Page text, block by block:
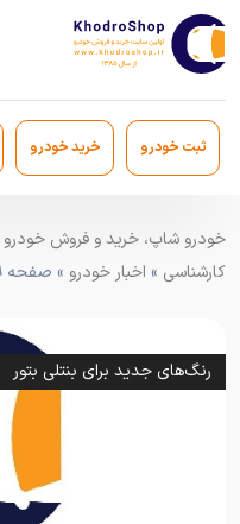
ثبت خودرو خرید خودرو
کارشناسی » اخبار خودرو » صفحه 19
رنگ‌های جدید برای بنتلی بتور